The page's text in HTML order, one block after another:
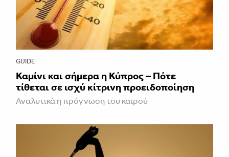
GUIDE
Καμίνι και σήμερα η Κύπρος – Πότε
τίθεται σε ισχύ κίτρινη προειδοποίηση
Αναλυτικά η πρόγνωση του καιρού